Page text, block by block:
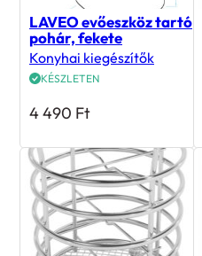
LAVEO evőeszköz tartó
pohár, fekete
Konyhai kiegészítők
KÉSZLETEN
4 490 Ft